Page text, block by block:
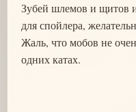
Зубей шлемов и щитов
для спойлера,
Жаль, что мобов не
одних катах.